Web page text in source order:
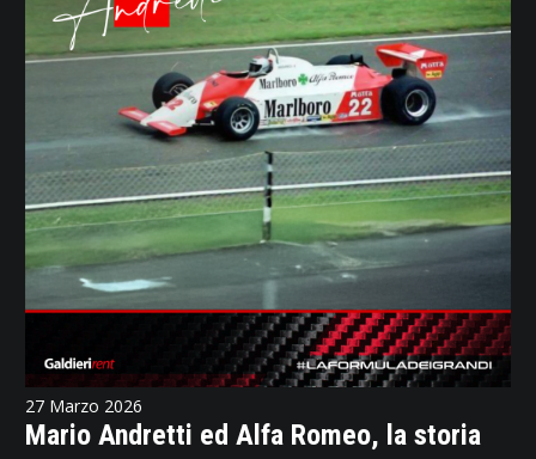
27 Marzo 2026
Mario Andretti ed Alfa Romeo, la storia